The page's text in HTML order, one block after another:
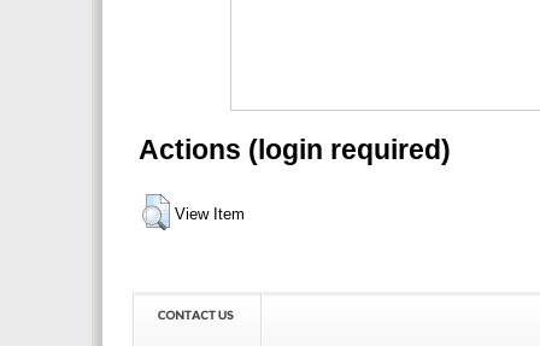
Actions (login required)
View Item